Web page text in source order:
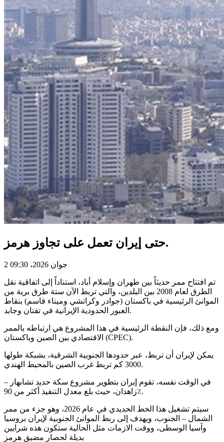
حتى إيران تعمل على تجاوز هرمز.
2 جوان 2026، 09:30
تم افتتاح ممر حديثاً بين طهران وإسلام أباد، استناداً إلى اتفاقية نقل
الطرق لعام 2008 بين البلدين، والتي تربط الآن ستة طرق برية من
الموانئ الرئيسية في باكستان (جوادر وكراتشي وميناء قاسم) بنقاط
العبور الحدودية الإيرانية في تفتان وجابد.
ومع ذلك، فإن النقطة الرئيسية في هذا المشروع هي ارتباطه بالممر
الاقتصادي بين الصين وباكستان (CPEC).
يمكن لإيران أن تربط، عبر حدودها الجنوبية الشرقية، بشبكة طولها
3000 كم تربط غرب الصين بالمحيط الهندي.
في الوقت نفسه، تقوم إيران بتطوير مشروع سكة حديد تشابهار –
زاهدان، حيث بلغ معدل التنفيذ أكثر من 90٪.
سيتم تشغيل هذا الخط الحديدي في عام 2026، وهو جزء من ممر
الشمال – الجنوب، ويهدف إلى ربط الموانئ الجنوبية لإيران بروسيا
وآسيا الوسطى، ووقت الازمات مثل الحالية ستكون هذه شرايين
بديلة لحصار مضيق هرمز